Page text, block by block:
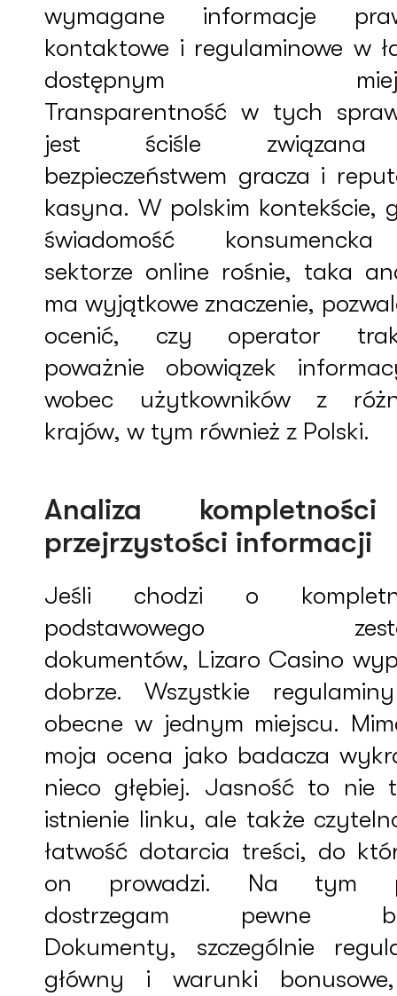
wymagane informacje
kontaktowe i regulaminowe w
dostępnym
Transparentność w tych
jest ściśle
bezpieczeństwem gracza i
kasyna. W polskim kontekście,
świadomość
sektorze online rośnie, taka
ma wyjątkowe znaczenie,
ocenić, czy operator
poważnie obowiązek
wobec użytkowników z
krajów, w tym również z Polski.
Analiza
przejrzystości informacji
Jeśli chodzi o
podstawowego
dokumentów, Lizaro Casino
dobrze. Wszystkie
obecne w jednym miejscu.
moja ocena jako badacza
nieco głębiej. Jasność to nie
istnienie linku, ale także
łatwość dotarcia treści, do
on prowadzi. Na tym
dostrzegam pewne
Dokumenty, szczególnie
główny i warunki